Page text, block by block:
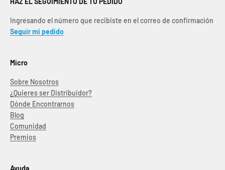
Ingresando el número que recibiste en el correo de confirmación
Seguir mi pedido
Micro
Sobre Nosotros
¿Quieres ser Distribuidor?
Dónde Encontrarnos
Blog
Comunidad
Premios